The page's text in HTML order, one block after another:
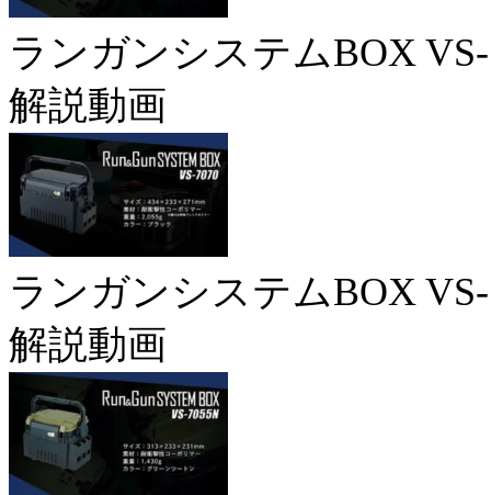
ランガンシステムBOX
解説動画
ランガンシステムBOX
解説動画